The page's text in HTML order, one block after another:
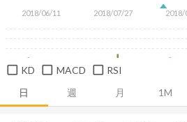
日 週 月 1M
2018/06/11 2018/07/27 2018/
KD MACD RSI